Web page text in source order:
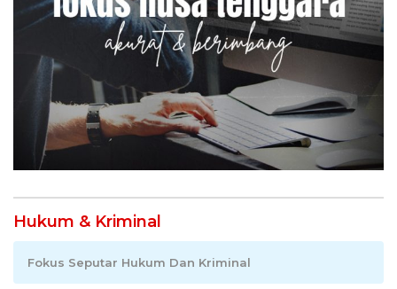
Hukum & Kriminal
Fokus Seputar Hukum Dan Kriminal